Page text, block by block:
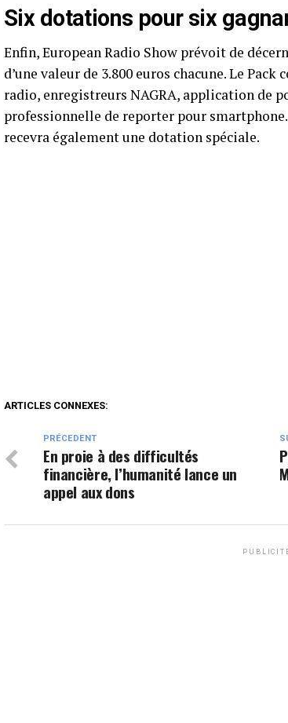
Six dotations pour six
Enfin, European Radio Show prévoit de
d’une valeur de 3.800 euros chacune. Le
radio, enregistreurs NAGRA, application de
professionnelle de reporter pour
recevra également une dotation spéciale.
ARTICLES CONNEXES:
PRÉCEDENT
En proie à des difficultés
financière, l’humanité lance un
appel aux dons